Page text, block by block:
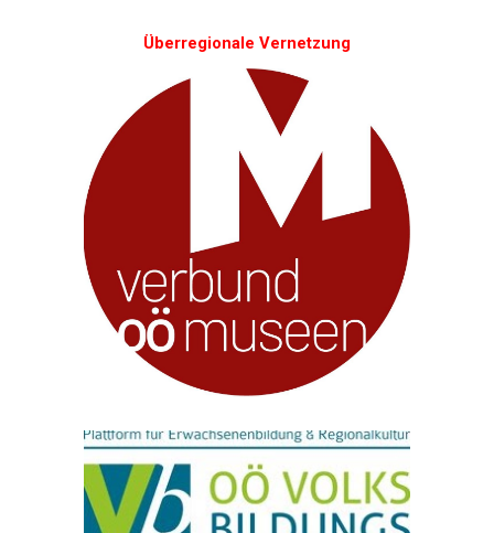
Überregionale Vernetzung